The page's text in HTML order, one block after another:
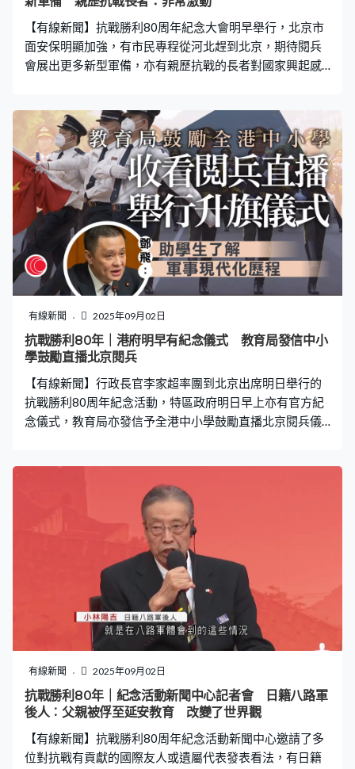
【有線新聞】抗戰勝利80周年紀念大會明早舉行，北京市
面安保明顯加強，有市民專程從河北趕到北京，期待閱兵
會展出更多新型軍備，亦有親歷抗戰的長者對國家興起感
門前已鋪好紅地氈，城牆外的媒體採訪區亦已搭建，工作
人員進行最後測試。長安街路中的鐵欄已移走，改為用雪
糕筒臨時分隔車道，路面的行車線亦已重新塗成軍隊專用
的車道。 長安街兩側8個主題花壇日前布置完成，閱兵在
即吸引大量市民拍照，其中有市民特意從河北前來感受氣
氛。市民楊先生：「在這邊離祖國的心臟更近，然後感受
到的情懷會更加濃厚。不管是我們的東風41，然後還是我
們的無人化設備，都對我們保家衛國的這個作出了一些，
就是具有威懾和震懾的這個作用，希望我們國家的科技可
以愈來愈強大。」 89歲的李婆婆親歷抗戰，童年在戰火和
逃難中度過，亦見證中國日漸強大。市民李小姐：「那個
時候我們國家太窮了，讓人家欺負，心裡很，想不到現在
比過去那強好多了，心裡非常激動，就感到我們國家發展
顯加強，東長安街下午一度要臨時封閉
有線新聞 2025年09月02日
抗戰勝利80年｜港府明早有紀念儀式 教育局發信中小
學鼓勵直播北京閱兵
【有線新聞】行政長官李家超率團到北京出席明日舉行的
抗戰勝利80周年紀念活動，特區政府明日早上亦有官方紀
念儀式，教育局亦發信予全港中小學鼓勵直播北京閱兵儀
政協常委高永文，新地郭基煇等亦隨團，還有立法會議
員，他們將出席在北京舉行的抗戰勝利80周年紀念活動及
閱兵。 特區政府亦會在中環大會堂紀念花園舉行官方紀念
儀式，署理行政長官陳國基、司法人員、行會成員、退伍
軍人團體及社會各界都會出席。 而在北京閱兵期間，本港
教育界亦舉辦直播活動，教育局已發信予全港中小學，鼓
勵他們舉行升國旗儀式及收看閱兵直播。有立法會議員相
信有助學生認識歷史。鄧飛:「這除了可以是個人身份認
同、愛國主義教育之外，同時亦是很好的國防教育，或國
家安全教育中的國土安全及軍事安全教育，因為始終香港
警匪片看得到，軍事題材電影相對少一些。現時有個閱兵
儀式，新舊傳承的閱兵儀式，武器裝備、軍裝都存在時，
國，如何走上軍事現代化的歷程。」 抗戰及海防
有線新聞 2025年09月02日
抗戰勝利80年｜紀念活動新聞中心記者會 日籍八路軍
後人︰父親被俘至延安教育 改變了世界觀
【有線新聞】抗戰勝利80周年紀念活動新聞中心邀請了多
位對抗戰有貢獻的國際友人或遺屬代表發表看法，有日籍